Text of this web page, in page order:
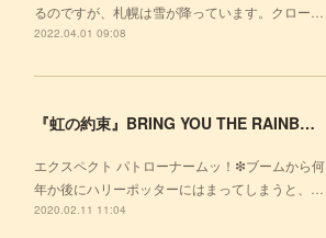
るのですが、札幌は雪が降っています。クロー…
2022.04.01 09:08
『虹の約束』BRING YOU THE RAINBOW TOUR 東京🗼
エクスペクト パトローナームッ！❇ブームから何
年か後にハリーポッターにはまってしまうと、…
2020.02.11 11:04